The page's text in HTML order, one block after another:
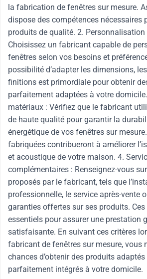
la fabrication de fenêtres sur mesure.
dispose des compétences nécessaires
produits de qualité. 2. Personnalisation
Choisissez un fabricant capable de
fenêtres selon vos besoins et
possibilité d’adapter les dimensions,
finitions est primordiale pour obtenir
parfaitement adaptées à votre
matériaux : Vérifiez que le fabricant
de haute qualité pour garantir la
énergétique de vos fenêtres sur
fabriquées contribueront à améliorer
et acoustique de votre maison. 4.
complémentaires : Renseignez-vous
proposés par le fabricant, tels que
professionnelle, le service après-vente
garanties offertes sur ses produits.
essentiels pour assurer une prestation
satisfaisante. En suivant ces critères
fabricant de fenêtres sur mesure, vous
chances d’obtenir des produits
parfaitement intégrés à votre domicile.